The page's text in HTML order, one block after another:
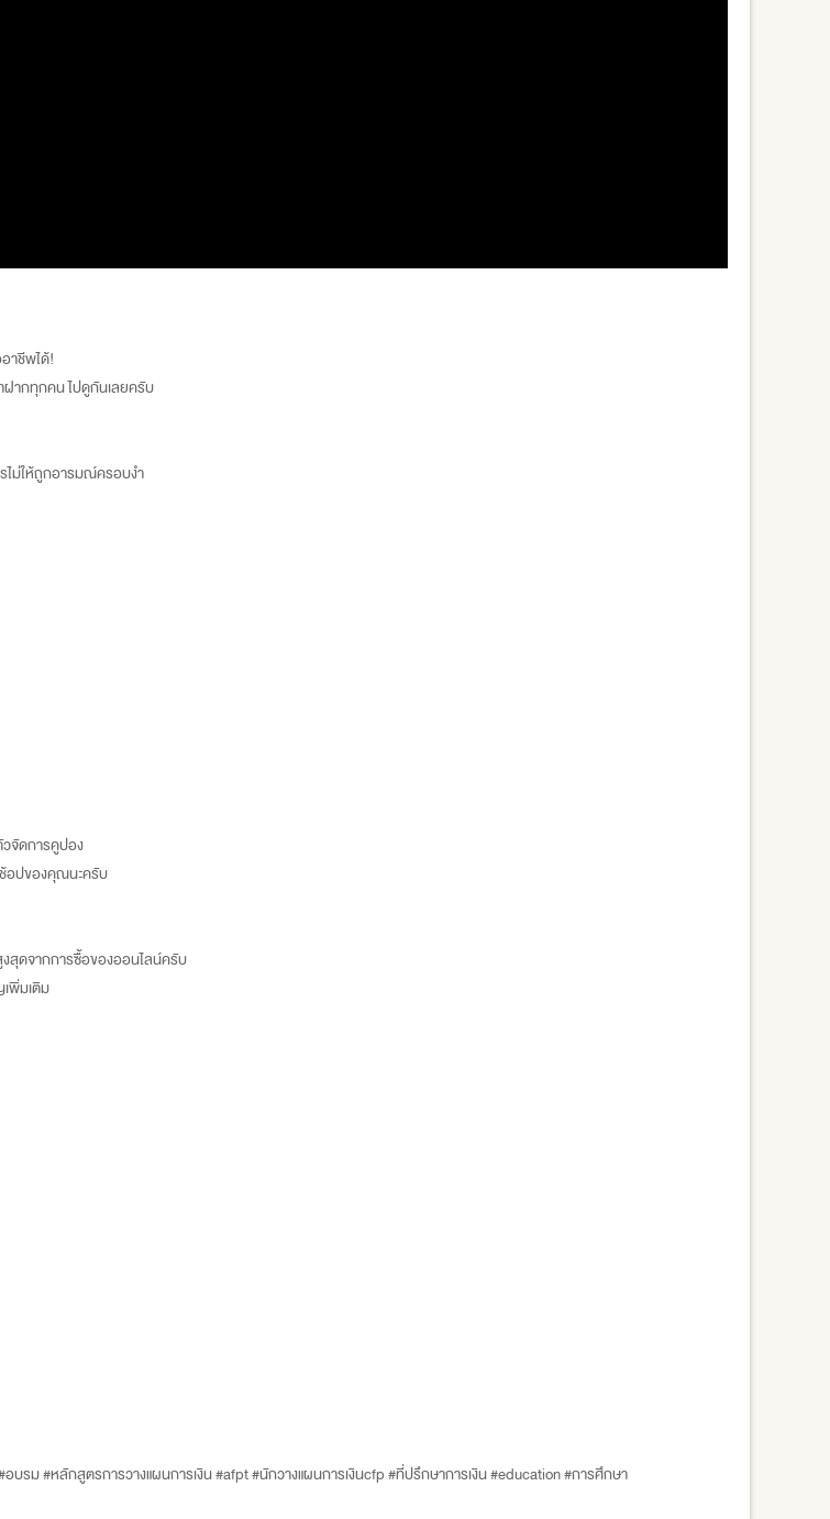
าชีพได้!
าฝากทุกคน ไปดูกันเลยครับ
ไม่ให้ถูกอารมณ์ครอบงำ
วจัดการคูปอง
ช้อปของคุณนะครับ
งสุดจากการซื้อของออนไลน์ครับ
พิ่มเติม
รม #หลักสูตรการวางแผนการเงิน #afpt #นักวางแผนการเงินcfp #ที่ปรึกษาการเงิน #education #การศึกษา